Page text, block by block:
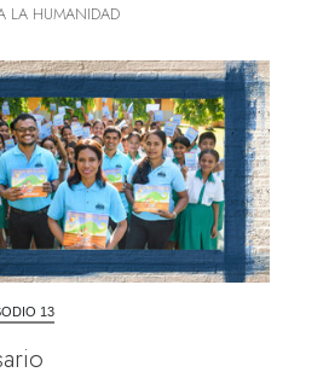
LA HUMANIDAD
13